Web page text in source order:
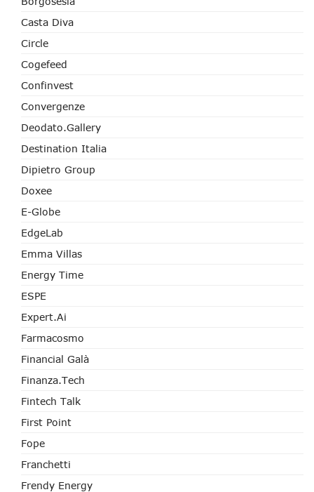
Casta Diva
Circle
Cogefeed
Confinvest
Convergenze
Deodato.Gallery
Destination Italia
Dipietro Group
Doxee
E-Globe
EdgeLab
Emma Villas
Energy Time
ESPE
Expert.ai
Farmacosmo
Financial Galà
Finanza.tech
Fintech Talk
First Point
Fope
Franchetti
Frendy Energy